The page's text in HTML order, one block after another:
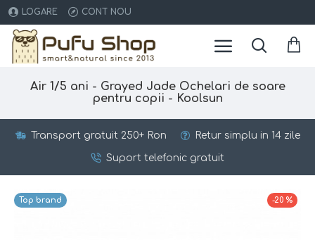
LOGARE CONT NOU
Air 1/5 ani - Grayed Jade Ochelari de soare
pentru copii - Koolsun
Transport gratuit 250+ Ron Retur simplu in 14 zile
Suport telefonic gratuit
Top brand -20 %